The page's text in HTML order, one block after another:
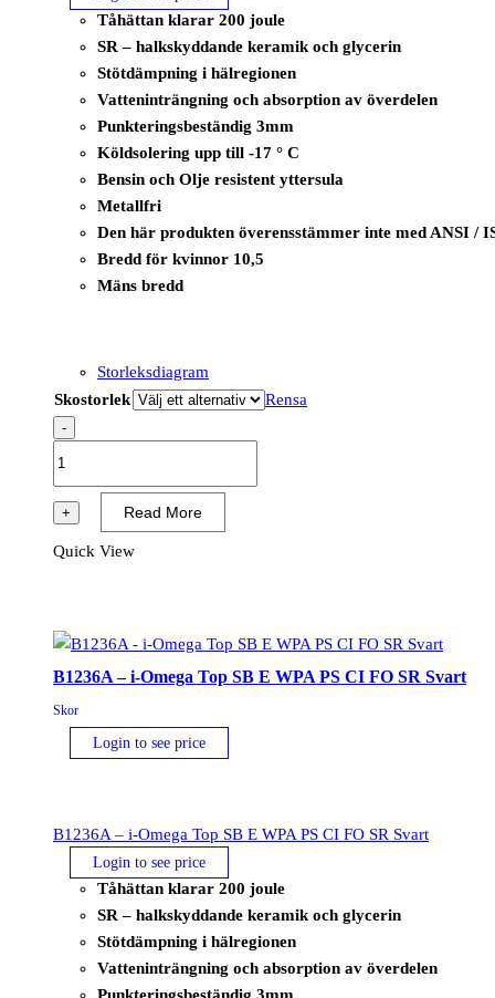
Tåhättan klarar 200 joule
SR – halkskyddande keramik och glycerin
Stötdämpning i hälregionen
Vatteninträngning och absorption av överdelen
Punkteringsbeständig 3mm
Köldsolering upp till -17 ° C
Bensin och Olje resistent yttersula
Metallfri
Den här produkten överensstämmer inte med ANSI /
Bredd för kvinnor 10,5
Mäns bredd
Storleksdiagram
Skostorlek
Rensa
-
i-
Omega
EH
WPA
FO
+ Read More
Quick View
B1236A – i-Omega Top SB E WPA PS CI FO SR Svart
Skor
Login to see price
B1236A – i-Omega Top SB E WPA PS CI FO SR Svart
Login to see price
Tåhättan klarar 200 joule
SR – halkskyddande keramik och glycerin
Stötdämpning i hälregionen
Vatteninträngning och absorption av överdelen
Punkteringsbeständig 3mm